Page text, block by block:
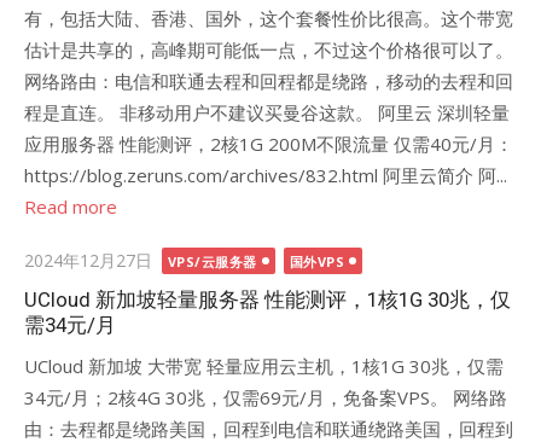
有，包括大陆、香港、国外，这个套餐性价比很高。这个带宽
估计是共享的，高峰期可能低一点，不过这个价格很可以了。
网络路由：电信和联通去程和回程都是绕路，移动的去程和回
程是直连。 非移动用户不建议买曼谷这款。 阿里云 深圳轻量
应用服务器 性能测评，2核1G 200M不限流量 仅需40元/月：
https://blog.zeruns.com/archives/832.html 阿里云简介 阿...
Read more
Posted
on
2024年12月27日 VPS/云服务器 国外VPS
UCloud 新加坡轻量服务器 性能测评，1核1G 30兆，仅
需34元/月
UCloud 新加坡 大带宽 轻量应用云主机，1核1G 30兆，仅需
34元/月；2核4G 30兆，仅需69元/月，免备案VPS。 网络路
由：去程都是绕路美国，回程到电信和联通绕路美国，回程到